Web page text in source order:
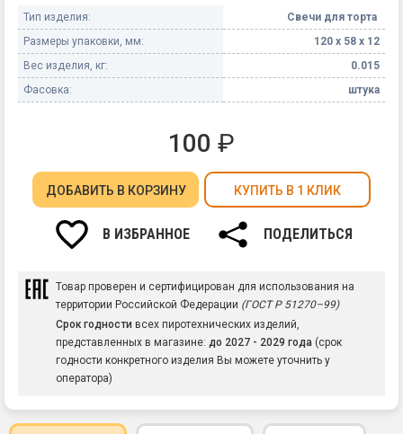
Тип изделия:
Свечи для торта
Размеры упаковки, мм:
120 х 58 х 12
Вес изделия, кг:
0.015
Фасовка:
штука
100 ₽
ДОБАВИТЬ В КОРЗИНУ КУПИТЬ В 1 КЛИК
В ИЗБРАННОЕ ПОДЕЛИТЬСЯ
Товар проверен и сертифицирован для использования на
территории Российской Федерации (ГОСТ Р 51270–99)
Срок годности всех пиротехнических изделий,
представленных в магазине: до 2027 - 2029 года (срок
годности конкретного изделия Вы можете уточнить у
оператора)